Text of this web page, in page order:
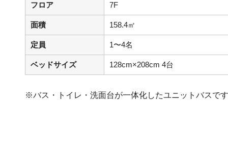
フロア 7F
面積 158.4㎡
定員 1〜4名
ベッドサイズ 128cm×208cm 4台
※バス・トイレ・洗面台が一体化したユニットバスで